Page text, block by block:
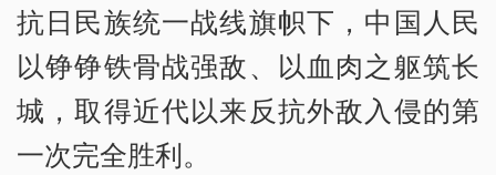
抗日民族统一战线旗帜下，中国人民
以铮铮铁骨战强敌、以血肉之躯筑长
城，取得近代以来反抗外敌入侵的第
一次完全胜利。